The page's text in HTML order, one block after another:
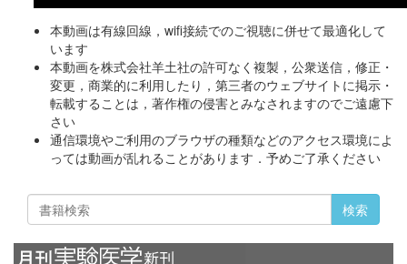
本動画は有線回線，wifi接続でのご視聴に併せて最適化して
います
本動画を株式会社羊土社の許可なく複製，公衆送信，修正・
変更，商業的に利用したり，第三者のウェブサイトに掲示・
転載することは，著作権の侵害とみなされますのでご遠慮下
さい
通信環境やご利用のブラウザの種類などのアクセス環境によ
っては動画が乱れることがあります．予めご了承ください
検索